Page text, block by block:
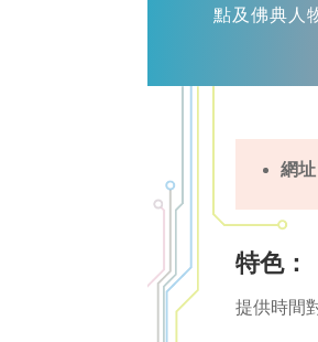
點及佛典人
網址
特色：
提供時間